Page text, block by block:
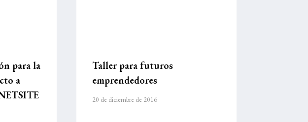
para la
a
Taller para futuros
emprendedores
20 de diciembre de 2016